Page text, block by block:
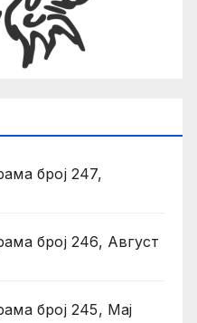
број 247,
број 246, Август
број 245, Мај